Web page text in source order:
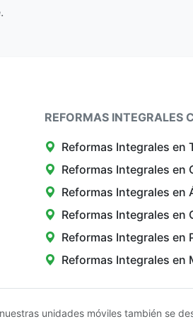
REFORMAS INTEGRALES
Reformas Integrales en
Reformas Integrales en
Reformas Integrales en
Reformas Integrales en
Reformas Integrales en
Reformas Integrales en
unidades móviles también se